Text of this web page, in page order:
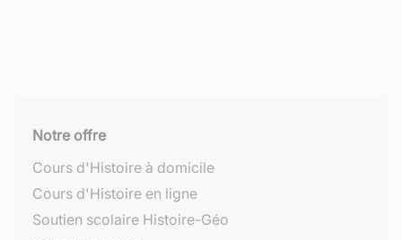
Notre offre
Cours d'Histoire à domicile
Cours d'Histoire en ligne
Soutien scolaire Histoire-Géo